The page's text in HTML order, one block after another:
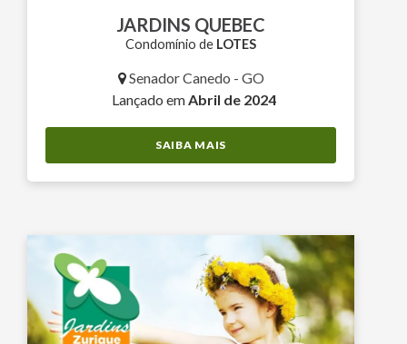
JARDINS QUEBEC
Condomínio de LOTES
Senador Canedo - GO
Lançado em Abril de 2024
SAIBA MAIS